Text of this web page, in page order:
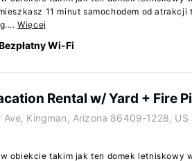
11 minut samochodem od atrakcji
Więcej
Wi-Fi
Rental w/ Yard + Fire
Ave, Kingman, Arizona 86409-1228, US
obiekcie takim jak ten domek letniskowy